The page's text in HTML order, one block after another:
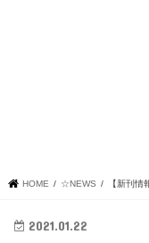
HOME ☆NEWS 【新刊
2021.01.22